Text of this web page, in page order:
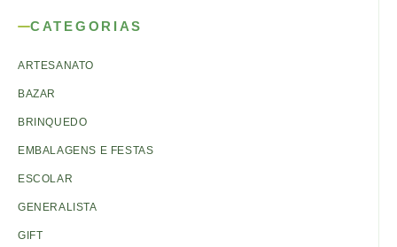
CATEGORIAS
ARTESANATO
BAZAR
BRINQUEDO
EMBALAGENS E FESTAS
ESCOLAR
GENERALISTA
GIFT